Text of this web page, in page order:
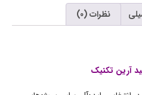
نظرات (0)
آرین تکنیک